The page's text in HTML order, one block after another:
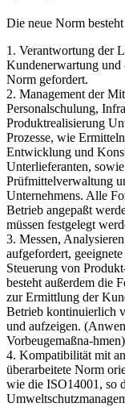
Die neue Norm
1. Verantwortung der
Kundenerwartung und
Norm gefordert.
2. Management der
Personalschulung,
Produktrealisierung
Prozesse, wie
Entwicklung und
Unterlieferanten,
Prüfmittelverwaltung
Unternehmens. Alle
Betrieb angepaßt
müssen festgelegt
3. Messen,
aufgefordert,
Steuerung von
besteht außerdem die
zur Ermittlung der
Betrieb kontinuierlich
und aufzeigen.
Vorbeugemaßna-
4. Kompatibilität mit
überarbeitete Norm
wie die ISO14001, so